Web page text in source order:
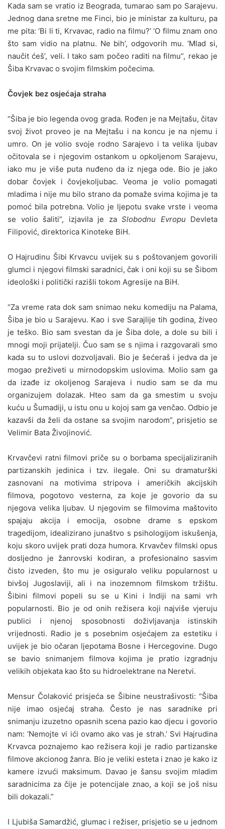
Kada sam se vratio iz Beograda, tumarao sam po Sarajevu.
Jednog dana sretne me Finci, bio je ministar za kulturu, pa
me pita: ‘Bi li ti, Krvavac, radio na filmu?’ ‘O filmu znam ono
što sam vidio na platnu. Ne bih’, odgovorih mu. ‘Mlad si,
naučit ćeš’, veli. I tako sam počeo raditi na filmu”, rekao je
Šiba Krvavac o svojim filmskim počecima.
Čovjek bez osjećaja straha
“Šiba je bio legenda ovog grada. Rođen je na Mejtašu, čitav
svoj život proveo je na Mejtašu i na koncu je na njemu i
umro. On je volio svoje rodno Sarajevo i ta velika ljubav
očitovala se i njegovim ostankom u opkoljenom Sarajevu,
iako mu je više puta nuđeno da iz njega ode. Bio je jako
dobar čovjek i čovjekoljubac. Veoma je volio pomagati
mladima i nije mu bilo strano da pomaže svima kojima je ta
pomoć bila potrebna. Volio je ljepotu svake vrste i veoma
se volio šaliti”, izjavila je za Slobodnu EvropuDevleta
Filipović, direktorica Kinoteke BiH.
O Hajrudinu Šibi Krvavcu uvijek su s poštovanjem govorili
glumci i njegovi filmski saradnici, čak i oni koji su se Šibom
ideološki i politički razišli tokom Agresije na BiH.
“Za vreme rata dok sam snimao neku komediju na Palama,
Šiba je bio u Sarajevu. Kao i sve Sarajlije tih godina, živeo
je teško. Bio sam svestan da je Šiba dole, a dole su bili i
mnogi moji prijatelji. Čuo sam se s njima i razgovarali smo
kada su to uslovi dozvoljavali. Bio je šećeraš i jedva da je
mogao preživeti u mirnodopskim uslovima. Molio sam ga
da izađe iz okoljenog Sarajeva i nudio sam se da mu
organizujem dolazak. Hteo sam da ga smestim u svoju
kuću u Šumadiji, u istu onu u kojoj sam ga venčao. Odbio je
kazavši da želi da ostane sa svojim narodom”, prisjetio se
Velimir Bata Živojinović.
Krvavčevi ratni filmovi priče su o borbama specijaliziranih
partizanskih jedinica i tzv. ilegale. Oni su dramaturški
zasnovani na motivima stripova i američkih akcijskih
filmova, pogotovo vesterna, za koje je govorio da su
njegova velika ljubav. U njegovim se filmovima maštovito
spajaju akcija i emocija, osobne drame s epskom
tragedijom, idealizirano junaštvo s psihologijom iskušenja,
koju skoro uvijek prati doza humora. Krvavčev filmski opus
dosljedno je žanrovski kodiran, a profesionalno sasvim
čisto izveden, što mu je osiguralo veliku popularnost u
bivšoj Jugoslaviji, ali i na inozemnom filmskom tržištu.
Šibini filmovi popeli su se u Kini i Indiji na sami vrh
popularnosti. Bio je od onih režisera koji najviše vjeruju
publici i njenoj sposobnosti doživljavanja istinskih
vrijednosti. Radio je s posebnim osjećajem za estetiku i
uvijek je bio očaran ljepotama Bosne i Hercegovine. Dugo
se bavio snimanjem filmova kojima je pratio izgradnju
velikih objekata kao što su hidroelektrane na Neretvi.
Mensur Čolaković prisjeća se Šibine neustrašivosti: “Šiba
nije imao osjećaj straha. Često je nas saradnike pri
snimanju izuzetno opasnih scena pazio kao djecu i govorio
nam: ‘Nemojte vi ići ovamo ako vas je strah.’ Svi Hajrudina
Krvavca poznajemo kao režisera koji je radio partizanske
filmove akcionog žanra. Bio je veliki esteta i znao je kako iz
kamere izvući maksimum. Davao je šansu svojim mladim
saradnicima za čije je potencijale znao, a koji se još nisu
bili dokazali.”
I Ljubiša Samardžić, glumac i režiser, prisjetio se u jednom